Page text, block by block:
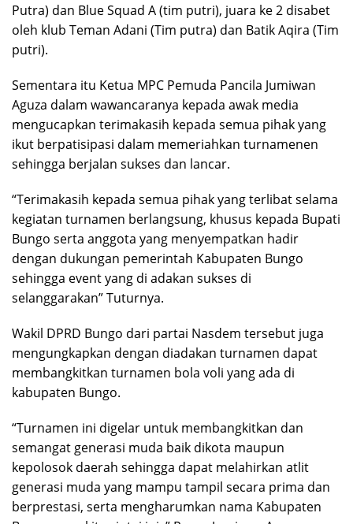
Putra) dan Blue Squad A (tim putri), juara ke 2 disabet
oleh klub Teman Adani (Tim putra) dan Batik Aqira (Tim
putri).
Sementara itu Ketua MPC Pemuda Pancila Jumiwan
Aguza dalam wawancaranya kepada awak media
mengucapkan terimakasih kepada semua pihak yang
ikut berpatisipasi dalam memeriahkan turnamenen
sehingga berjalan sukses dan lancar.
“Terimakasih kepada semua pihak yang terlibat selama
kegiatan turnamen berlangsung, khusus kepada Bupati
Bungo serta anggota yang menyempatkan hadir
dengan dukungan pemerintah Kabupaten Bungo
sehingga event yang di adakan sukses di
selanggarakan” Tuturnya.
Wakil DPRD Bungo dari partai Nasdem tersebut juga
mengungkapkan dengan diadakan turnamen dapat
membangkitkan turnamen bola voli yang ada di
kabupaten Bungo.
“Turnamen ini digelar untuk membangkitkan dan
semangat generasi muda baik dikota maupun
kepolosok daerah sehingga dapat melahirkan atlit
generasi muda yang mampu tampil secara prima dan
berprestasi, serta mengharumkan nama Kabupaten